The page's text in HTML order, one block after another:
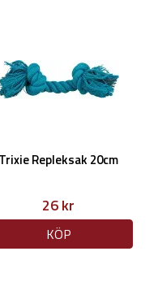
Trixie Repleksak 20cm
26 kr
KÖP